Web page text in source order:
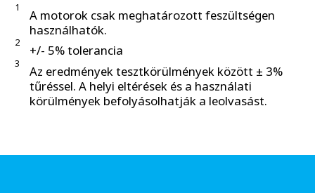
1
A motorok csak meghatározott feszültségen
használhatók.
2 +/- 5% tolerancia
3
Az eredmények tesztkörülmények között ± 3%
tűréssel. A helyi eltérések és a használati
körülmények befolyásolhatják a leolvasást.